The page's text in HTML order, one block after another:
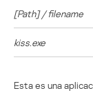
[Path] / filename
kiss.exe
Esta es una